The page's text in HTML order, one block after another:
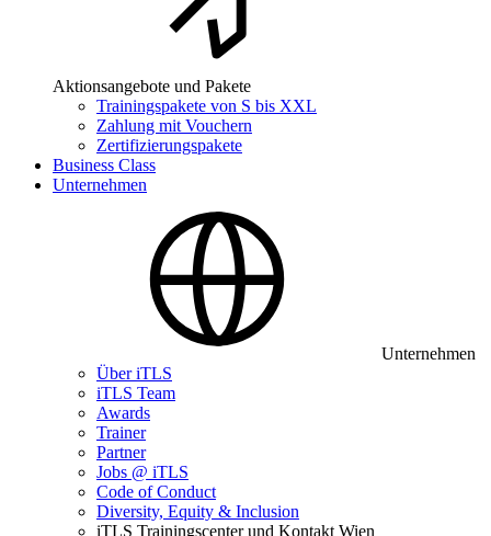
Aktionsangebote und Pakete
Trainingspakete von S bis XXL
Zahlung mit Vouchern
Zertifizierungspakete
Business Class
Unternehmen
Unternehmen
Über iTLS
iTLS Team
Awards
Trainer
Partner
Jobs @ iTLS
Code of Conduct
Diversity, Equity & Inclusion
iTLS Trainingscenter und Kontakt Wien